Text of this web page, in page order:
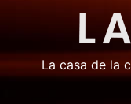
La casa de la